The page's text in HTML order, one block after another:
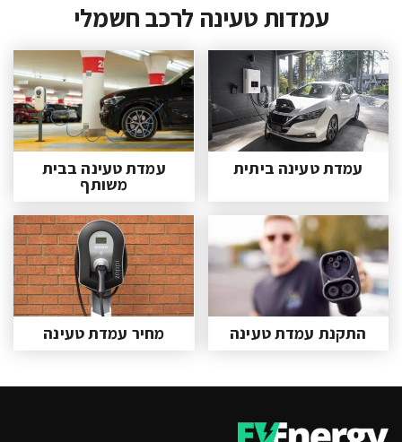
עמדות טעינה לרכב חשמלי
עמדת טעינה ביתית עמדת טעינה בבית
משותף
התקנת עמדת טעינה מחיר עמדת טעינה